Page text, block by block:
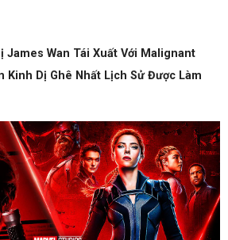
James Wan Tái Xuất Với Malignant
Kinh Dị Ghê Nhất Lịch Sử Được Làm